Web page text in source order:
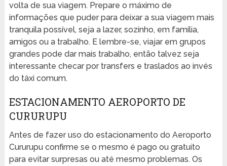
volta de sua viagem. Prepare o máximo de
informações que puder para deixar a sua viagem mais
tranquila possível, seja a lazer, sozinho, em família,
amigos ou a trabalho. E lembre-se, viajar em grupos
grandes pode dar mais trabalho, então talvez seja
interessante checar por transfers e traslados ao invés
do táxi comum.
ESTACIONAMENTO AEROPORTO DE
CURURUPU
Antes de fazer uso do estacionamento do Aeroporto
Cururupu confirme se o mesmo é pago ou gratuito
para evitar surpresas ou até mesmo problemas. Os